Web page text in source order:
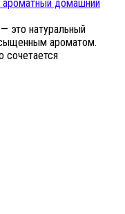
домашний
это натуральный
ароматом.
сочетается